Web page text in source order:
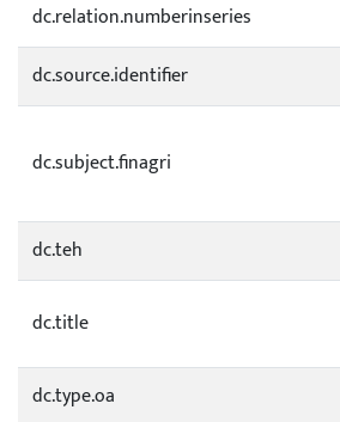
dc.relation.numberinseries
dc.source.identifier
dc.subject.finagri
dc.teh
dc.title
dc.type.oa